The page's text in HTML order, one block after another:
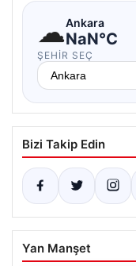
☁Ankara
NaN°C
ŞEHIR SEÇ
Bizi Takip Edin
Yan Manşet